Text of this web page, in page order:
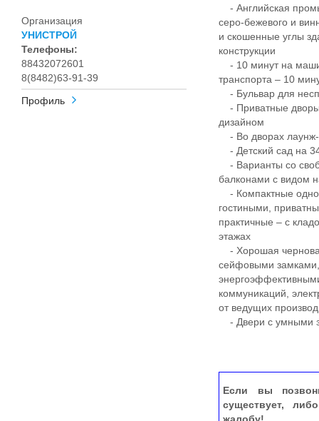
Организация
УНИСТРОЙ
Телефоны:
88432072601
8(8482)63-91-39
Профиль
- Английская
серо-бежевого и
и скошенные углы
конструкции
- 10 минут на
транспорта – 10
- Бульвар для
- Приватные
дизайном
- Во дворах лаунж-
- Детский сад на
- Варианты со
балконами с видом
- Компактные
гостиными,
практичные – с
этажах
- Хорошая
сейфовыми
коммуникаций,
от ведущих
- Двери с умными
Если вы
существует,